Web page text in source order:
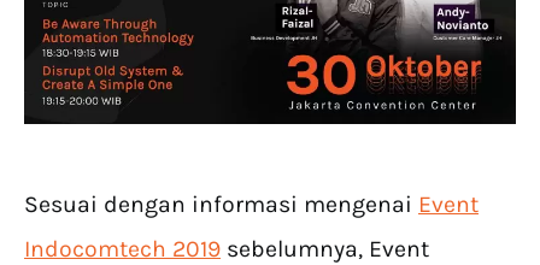
Sesuai dengan informasi mengenai Event
Indocomtech 2019 sebelumnya, Event